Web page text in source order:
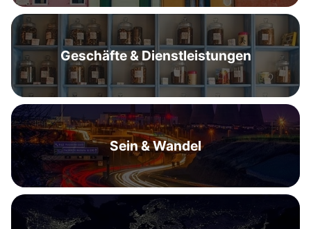
Geschäfte & Dienstleistungen
Sein & Wandel